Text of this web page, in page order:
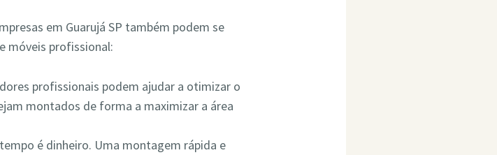
em Guarujá SP também podem se
móveis profissional:
profissionais podem ajudar a otimizar o
montados de forma a maximizar a área
é dinheiro. Uma montagem rápida e